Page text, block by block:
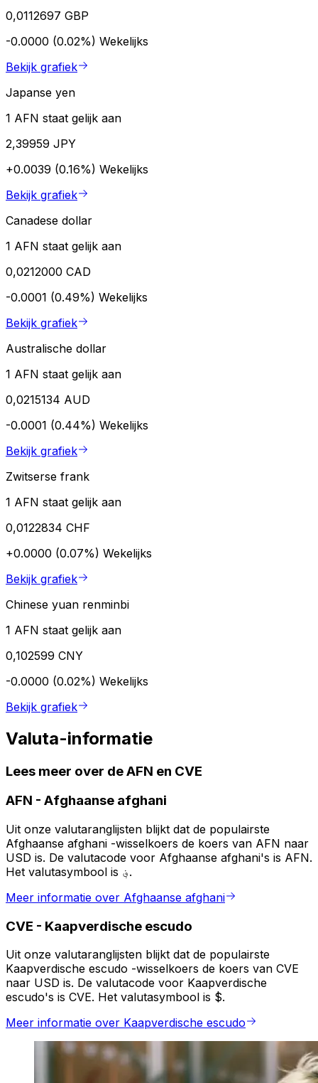
0,0112697 GBP
-0.0000 (0.02%) Wekelijks
Bekijk grafiek
Japanse yen
1 AFN staat gelijk aan
2,39959 JPY
+0.0039 (0.16%) Wekelijks
Bekijk grafiek
Canadese dollar
1 AFN staat gelijk aan
0,0212000 CAD
-0.0001 (0.49%) Wekelijks
Bekijk grafiek
Australische dollar
1 AFN staat gelijk aan
0,0215134 AUD
-0.0001 (0.44%) Wekelijks
Bekijk grafiek
Zwitserse frank
1 AFN staat gelijk aan
0,0122834 CHF
+0.0000 (0.07%) Wekelijks
Bekijk grafiek
Chinese yuan renminbi
1 AFN staat gelijk aan
0,102599 CNY
-0.0000 (0.02%) Wekelijks
Bekijk grafiek
Valuta-informatie
Lees meer over de AFN en CVE
AFN - Afghaanse afghani
Uit onze valutaranglijsten blijkt dat de populairste
Afghaanse afghani -wisselkoers de koers van AFN naar
USD is. De valutacode voor Afghaanse afghani's is AFN.
Het valutasymbool is ؋.
Meer informatie over Afghaanse afghani
CVE - Kaapverdische escudo
Uit onze valutaranglijsten blijkt dat de populairste
Kaapverdische escudo -wisselkoers de koers van CVE
naar USD is. De valutacode voor Kaapverdische
escudo's is CVE. Het valutasymbool is $.
Meer informatie over Kaapverdische escudo